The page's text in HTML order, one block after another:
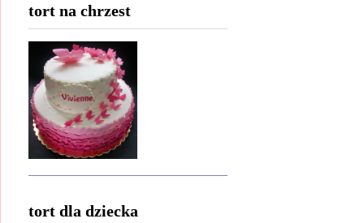
tort na chrzest
tort dla dziecka